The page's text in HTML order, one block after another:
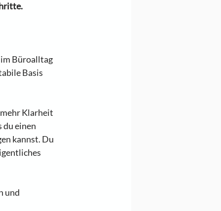
Büroalltag
Basis
Klarheit
du einen
kannst. Du
und